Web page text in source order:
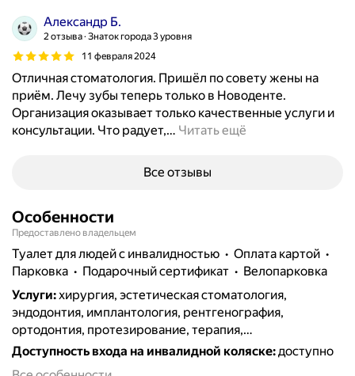
Александр Б.
2 отзыва Знаток города 3 уровня
11 февраля 2024
Отличная стоматология. Пришёл по совету жены на
приём. Лечу зубы теперь только в Новоденте.
Организация оказывает только качественные услуги и
консультации. Что радует,… Читать ещё
Все отзывы
Особенности
Предоставлено владельцем
туалет для людей с инвалидностью
Оплата картой
парковка
подарочный сертификат
велопарковка
Услуги: хирургия, эстетическая стоматология,
эндодонтия, имплантология, рентгенография,
ортодонтия, протезирование, терапия,
френулопластика, пломбирование, удаление зубов,
Доступность входа на инвалидной коляске:доступно